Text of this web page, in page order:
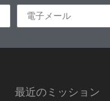
最近のミッション